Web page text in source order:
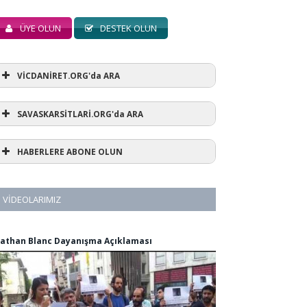
ÜYE OLUN DESTEK OLUN
VİCDANİRET.ORG'da ARA
SAVASKARSİTLARİ.ORG'da ARA
HABERLERE ABONE OLUN
VIDEOLARIMIZ
Blanc Dayanışma Açıklaması